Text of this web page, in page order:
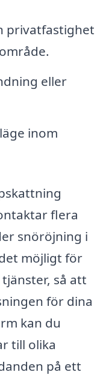
privatfastighet
eller
inom
flera
snöröjning i
möjligt för
så att
för dina
kan du
till olika
på ett